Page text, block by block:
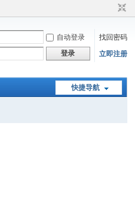
自动登录
找回密码
登录 立即注册
快捷导航